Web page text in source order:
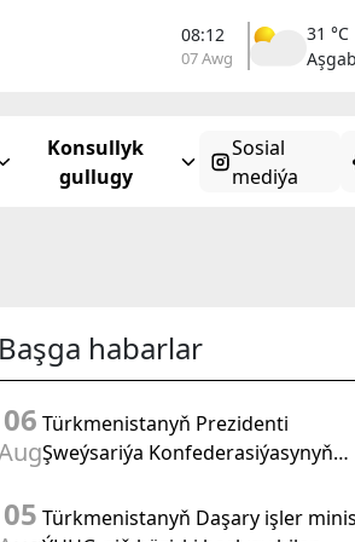
08:12
07 Awg
31 °C
Konsullyk
gullugy
Sosial
mediýa
Başga habarlar
06 Türkmenistanyň Prezidenti
Şweýsariýa Konfederasiýasynyň
departamentiniň başlygyny kabul
05 Türkmenistanyň Daşary işler